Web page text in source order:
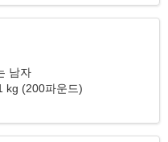
남자
kg (200파운드)